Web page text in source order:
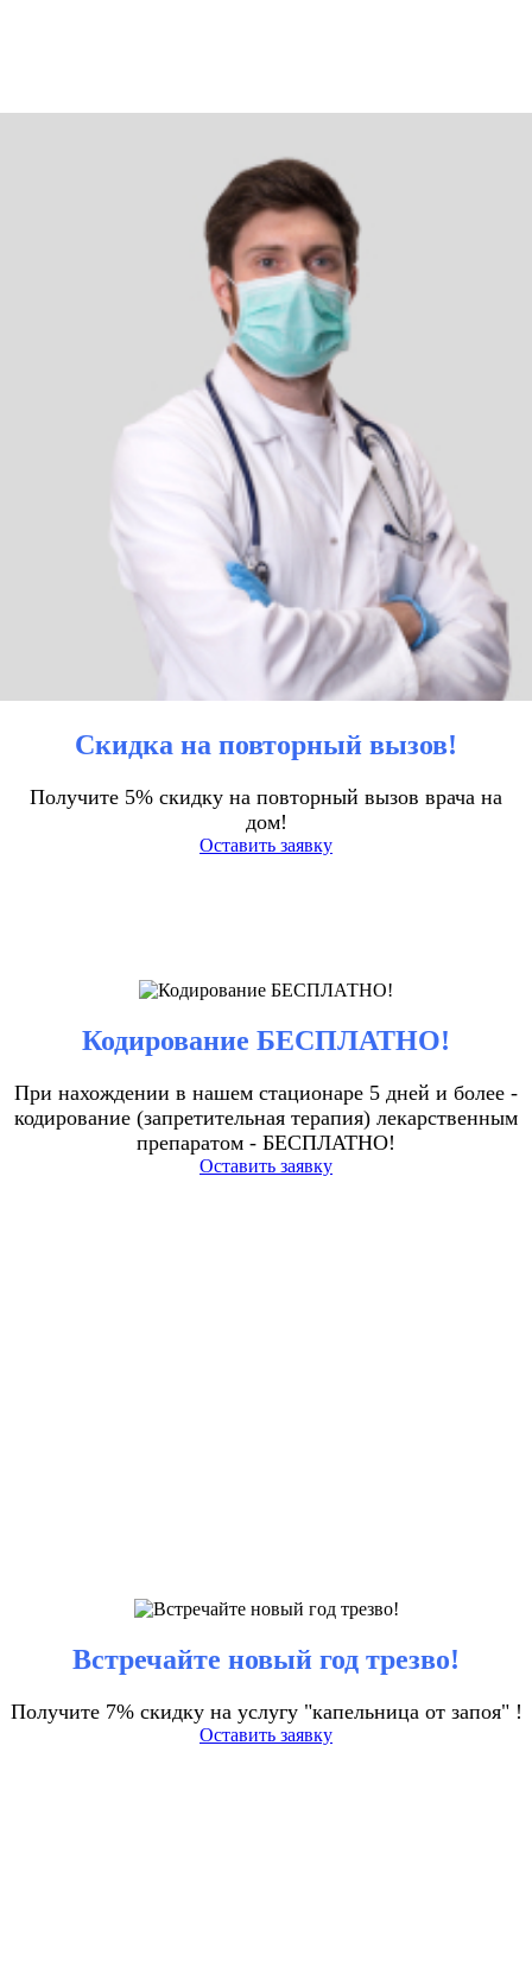
Скидка на повторный вызов!
Получите 5% скидку на повторный вызов врача на
дом!
Оставить заявку
Кодирование БЕСПЛАТНО!
При нахождении в нашем стационаре 5 дней и более -
кодирование (запретительная терапия) лекарственным
препаратом - БЕСПЛАТНО!
Оставить заявку
Встречайте новый год трезво!
Получите 7% скидку на услугу "капельница от запоя" !
Оставить заявку